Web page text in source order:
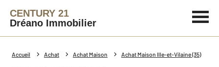
CENTURY 21
Dréano Immobilier
Accueil Achat Achat Maison Achat Maison Ille-et-Vilaine (35)